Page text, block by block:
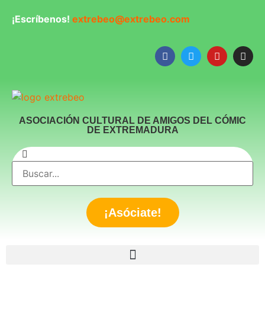
¡Escríbenos! extrebeo@extrebeo.com
ASOCIACIÓN CULTURAL DE AMIGOS DEL CÓMIC
DE EXTREMADURA
¡Asóciate!